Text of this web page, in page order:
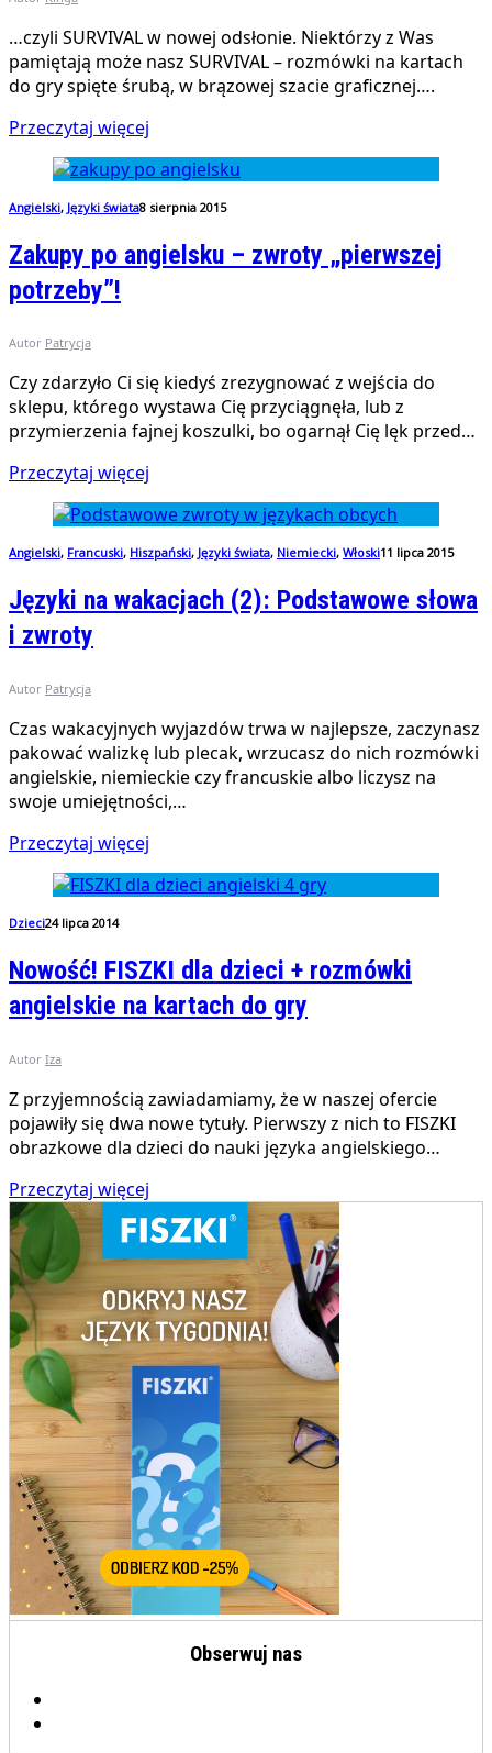
…czyli SURVIVAL w nowej odsłonie. Niektórzy z Was
pamiętają może nasz SURVIVAL – rozmówki na kartach
do gry spięte śrubą, w brązowej szacie graficznej….
Przeczytaj więcej
Angielski, Języki świata8 sierpnia 2015
Zakupy po angielsku – zwroty „pierwszej
potrzeby”!
Autor Patrycja
Czy zdarzyło Ci się kiedyś zrezygnować z wejścia do
sklepu, którego wystawa Cię przyciągnęła, lub z
przymierzenia fajnej koszulki, bo ogarnął Cię lęk przed…
Przeczytaj więcej
Angielski, Francuski, Hiszpański, Języki świata, Niemiecki, Włoski11 lipca 2015
Języki na wakacjach (2): Podstawowe słowa
i zwroty
Autor Patrycja
Czas wakacyjnych wyjazdów trwa w najlepsze, zaczynasz
pakować walizkę lub plecak, wrzucasz do nich rozmówki
angielskie, niemieckie czy francuskie albo liczysz na
swoje umiejętności,…
Przeczytaj więcej
Dzieci24 lipca 2014
Nowość! FISZKI dla dzieci + rozmówki
angielskie na kartach do gry
Autor Iza
Z przyjemnością zawiadamiamy, że w naszej ofercie
pojawiły się dwa nowe tytuły. Pierwszy z nich to FISZKI
obrazkowe dla dzieci do nauki języka angielskiego…
Przeczytaj więcej
Obserwuj nas